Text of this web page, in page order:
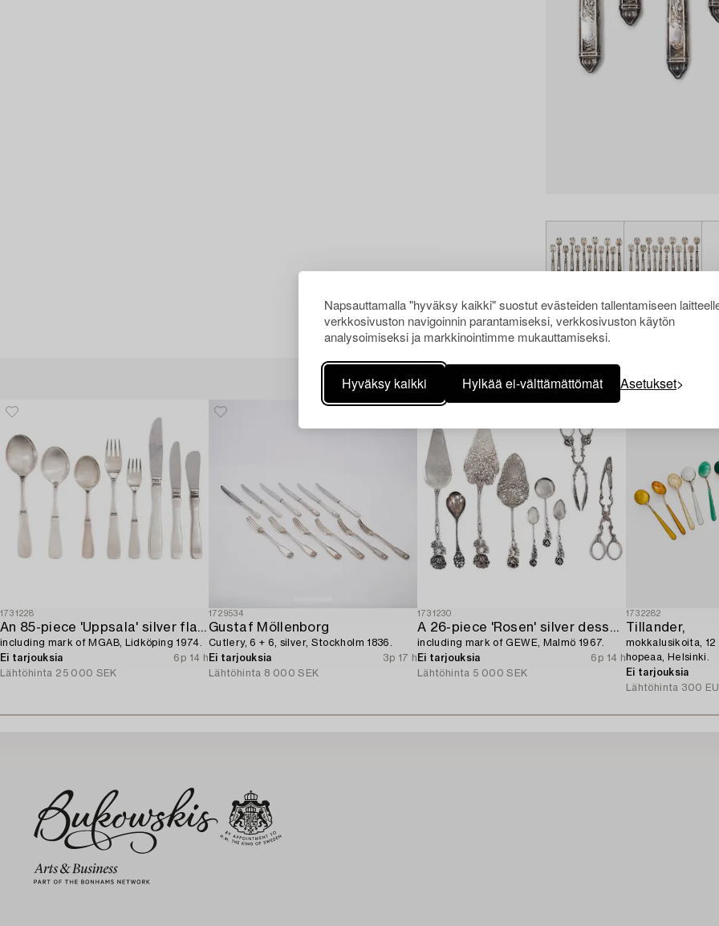
Napsauttamalla "hyväksy kaikki" suostut evästeiden tallentamiseen
verkkosivuston navigoinnin parantamiseksi, verkkosivuston käytön
analysoimiseksi ja markkinointimme mukauttamiseksi.
Hyväksy kaikki Hylkää ei-välttämättömät Asetukset
Muiden katsomia kohteita
1731228
An 85-piece 'Uppsala' silver flatware service,
including mark of MGAB, Lidköping 1974.
Ei tarjouksia
6p 14 h
Lähtöhinta 25 000 SEK
1729534
Gustaf Möllenborg
Cutlery, 6 + 6, silver, Stockholm 1836.
Ei tarjouksia
3p 17 h
Lähtöhinta 8 000 SEK
1731230
A 26-piece 'Rosen' silver dessert flatware-service,
including mark of GEWE, Malmö 1967.
Ei tarjouksia
6p 14 h
Lähtöhinta 5 000 SEK
1732282
Tillander,
mokkalusikoita,
hopeaa, Helsinki.
Ei tarjouksia
Lähtöhinta 300